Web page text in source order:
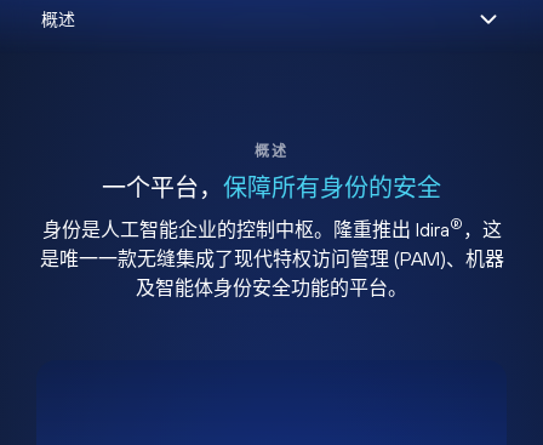
概述
一个平台， 保障所有身份的安全
身份是人工智能企业的控制中枢。隆重推出 Idira® ，这
是唯一一款无缝集成了现代特权访问管理 (PAM)、机器
及智能体身份安全功能的平台。